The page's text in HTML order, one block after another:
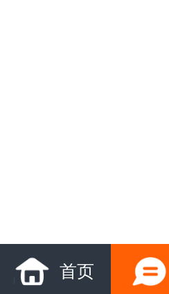
首页